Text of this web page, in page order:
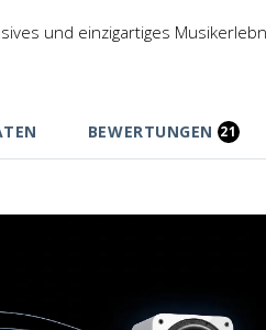
und einzigartiges
BEWERTUNGEN 21